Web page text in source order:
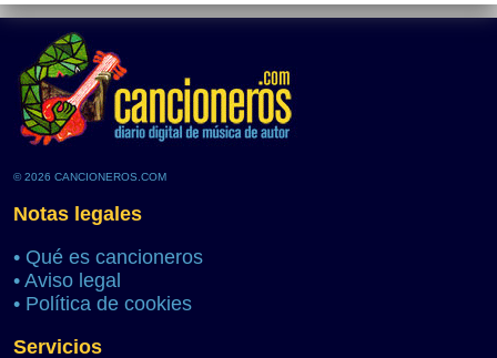
© 2026 CANCIONEROS.COM
Notas legales
• Qué es cancioneros
• Aviso legal
• Política de cookies
Servicios